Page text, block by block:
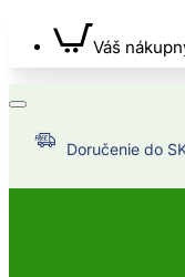
Váš
Doručenie do